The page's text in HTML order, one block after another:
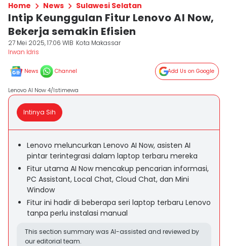
Home News Sulawesi Selatan
Intip Keunggulan Fitur Lenovo AI Now,
Bekerja semakin Efisien
27 Mei 2025, 17:06 WIB Kota Makassar
Irwan Idris
News Channel Add Us on Google
Lenovo AI Now 4/Istimewa
Intinya Sih
Lenovo meluncurkan Lenovo AI Now, asisten AI
pintar terintegrasi dalam laptop terbaru mereka
Fitur utama AI Now mencakup pencarian informasi,
PC Assistant, Local Chat, Cloud Chat, dan Mini
Window
Fitur ini hadir di beberapa seri laptop terbaru Lenovo
tanpa perlu instalasi manual
This section summary was AI-assisted and reviewed by
our editorial team.